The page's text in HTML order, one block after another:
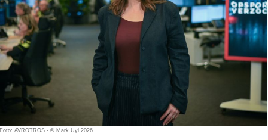
Foto: AVROTROS - © Mark Uyl 2026